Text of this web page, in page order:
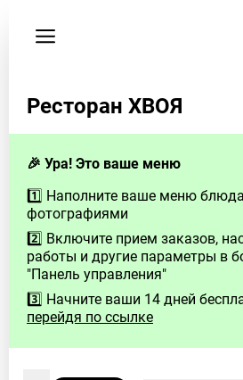
соглашение
+79120792722
Ресторан ХВОЯ
🎉 Ура! Это ваше меню
1️⃣ Наполните ваше меню
фотографиями
2️⃣ Включите прием заказов,
работы и другие параметры в
"Панель управления"
3️⃣ Начните ваши 14 дней
перейдя по ссылке